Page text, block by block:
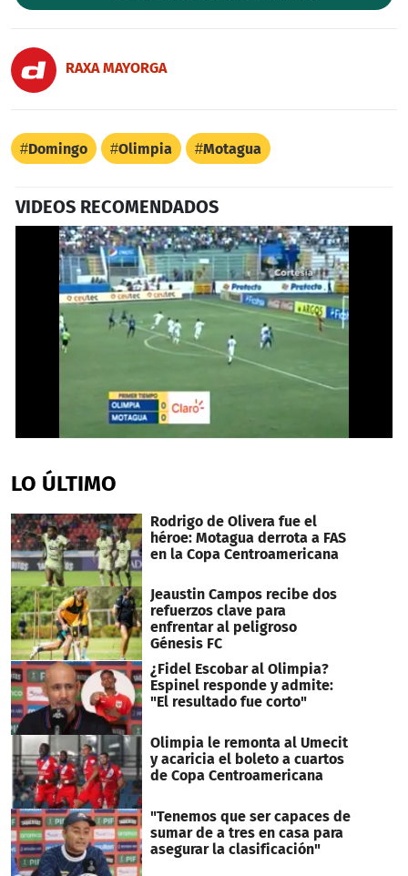
RAXA MAYORGA
Domingo Olimpia Motagua
VIDEOS RECOMENDADOS
of
1
15
seconds
LO ÚLTIMO
Rodrigo de Olivera fue el
héroe: Motagua derrota a FAS
en la Copa Centroamericana
Jeaustin Campos recibe dos
refuerzos clave para
enfrentar al peligroso
Génesis FC
¿Fidel Escobar al Olimpia?
Espinel responde y admite:
"El resultado fue corto"
Olimpia le remonta al Umecit
y acaricia el boleto a cuartos
de Copa Centroamericana
"Tenemos que ser capaces de
sumar de a tres en casa para
asegurar la clasificación"